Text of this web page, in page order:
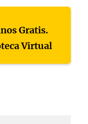
Gratis.
Virtual